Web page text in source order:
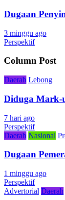
Dugaan
3 minggu ago
Perspektif
Column Post
Daerah Lebong
Diduga Mark-
7 hari ago
Perspektif
Daerah Nasional
Dugaan
1 minggu ago
Perspektif
Advertorial Daerah